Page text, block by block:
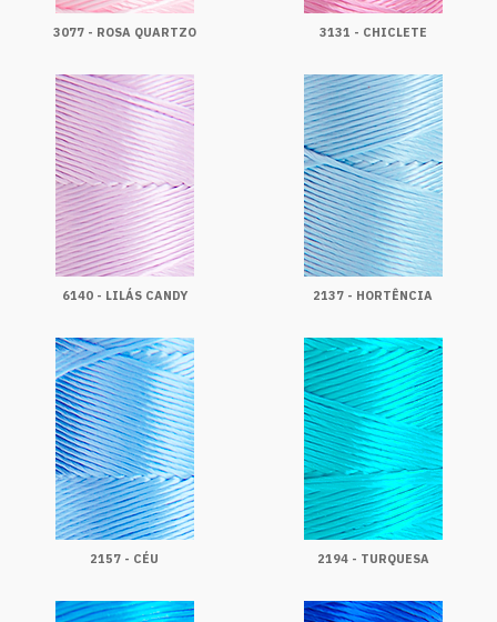
3077 - ROSA QUARTZO 3131 - CHICLETE
6140 - LILÁS CANDY 2137 - HORTÊNCIA
2157 - CÉU 2194 - TURQUESA